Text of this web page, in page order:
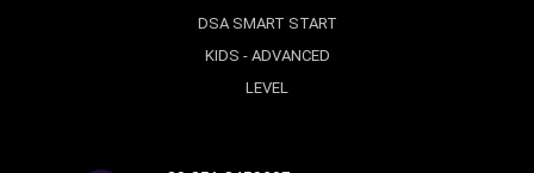
DSA SMART START
KIDS - ADVANCED
LEVEL